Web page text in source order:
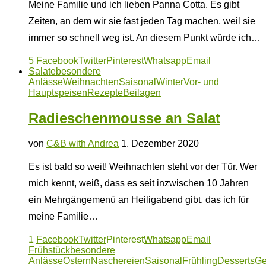
Meine Familie und ich lieben Panna Cotta. Es gibt
Zeiten, an dem wir sie fast jeden Tag machen, weil sie
immer so schnell weg ist. An diesem Punkt würde ich…
5 FacebookTwitterPinterestWhatsappEmail
Salatebesondere
AnlässeWeihnachtenSaisonal WinterVor- und
HauptspeisenRezepteBeilagen
Radieschenmousse an Salat
von C&B with Andrea 1. Dezember 2020
Es ist bald so weit! Weihnachten steht vor der Tür. Wer
mich kennt, weiß, dass es seit inzwischen 10 Jahren
ein Mehrgängemenü an Heiligabend gibt, das ich für
meine Familie…
1 FacebookTwitterPinterestWhatsappEmail
Frühstückbesondere
AnlässeOsternNaschereienSaisonal FrühlingDesserts